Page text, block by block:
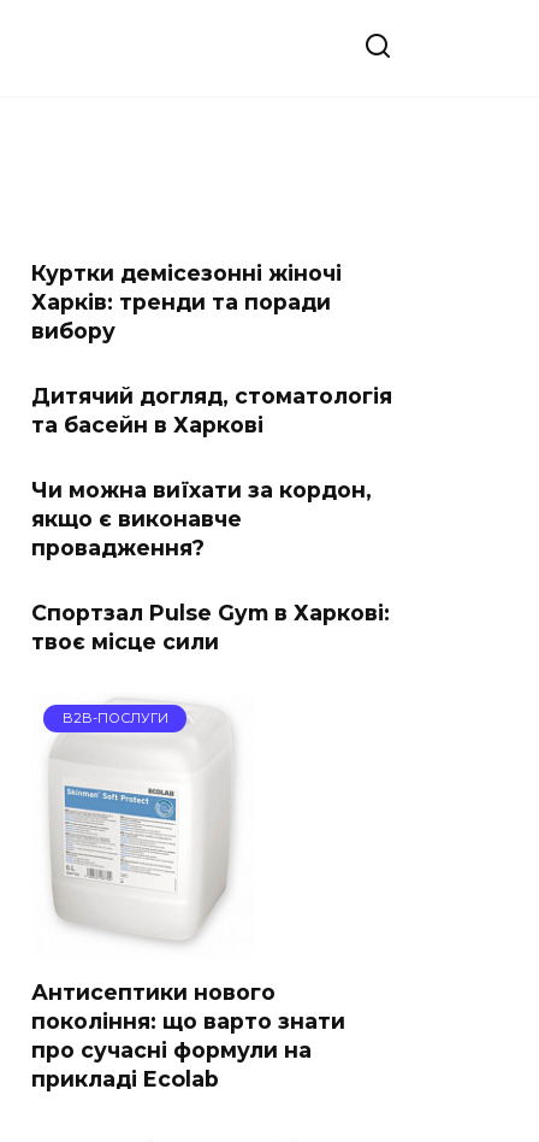
Куртки демісезонні жіночі
Харків: тренди та поради
вибору
Дитячий догляд, стоматологія
та басейн в Харкові
Чи можна виїхати за кордон,
якщо є виконавче
провадження?
Спортзал Pulse Gym в Харкові:
твоє місце сили
B2B-ПОСЛУГИ
Антисептики нового
покоління: що варто знати
про сучасні формули на
прикладі Ecolab